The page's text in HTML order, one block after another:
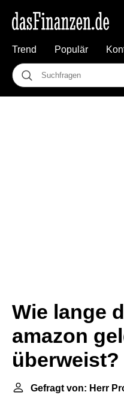
Trend Populär
Wie lange
amazon
überweist?
Gefragt von: Herr